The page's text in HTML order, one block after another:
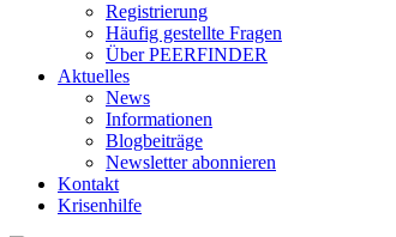
Registrierung
Häufig gestellte Fragen
Über PEERFINDER
Aktuelles
News
Informationen
Blogbeiträge
Newsletter abonnieren
Kontakt
Krisenhilfe